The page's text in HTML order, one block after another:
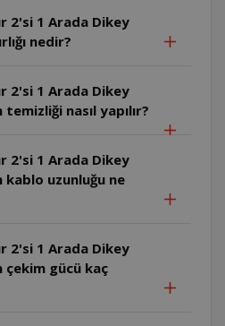
2'si 1 Arada Dikey
nedir?
2'si 1 Arada Dikey
nasıl yapılır?
2'si 1 Arada Dikey
uzunluğu ne
2'si 1 Arada Dikey
gücü kaç